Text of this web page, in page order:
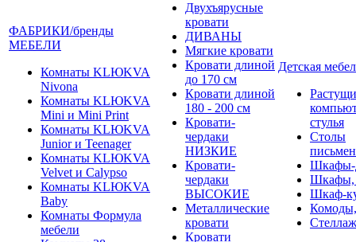
ФАБРИКИ/бренды
МЕБЕЛИ
Комнаты KLЮKVA
Nivona
Комнаты KLЮKVA
Mini и Mini Print
Комнаты KLЮKVA
Junior и Teenager
Комнаты KLЮKVA
Velvet и Calypso
Комнаты KLЮKVA
Baby
Комнаты Формула
мебели
Двухъярусные
кровати
ДИВАНЫ
Мягкие кровати
Кровати длиной
до 170 см
Кровати длиной
180 - 200 см
Кровати-
чердаки
НИЗКИЕ
Кровати-
чердаки
ВЫСОКИЕ
Металлические
кровати
Кровати
Детская
стулья
Столы
Шкафы-
Шкафы,
Шкаф-